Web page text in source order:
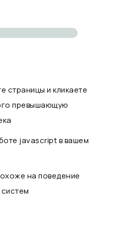
страницы и кликаете
превышающую
javascript в вашем
на поведение